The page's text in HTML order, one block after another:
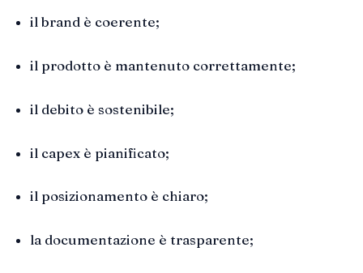
il brand è coerente;
il prodotto è mantenuto correttamente;
il debito è sostenibile;
il capex è pianificato;
il posizionamento è chiaro;
la documentazione è trasparente;